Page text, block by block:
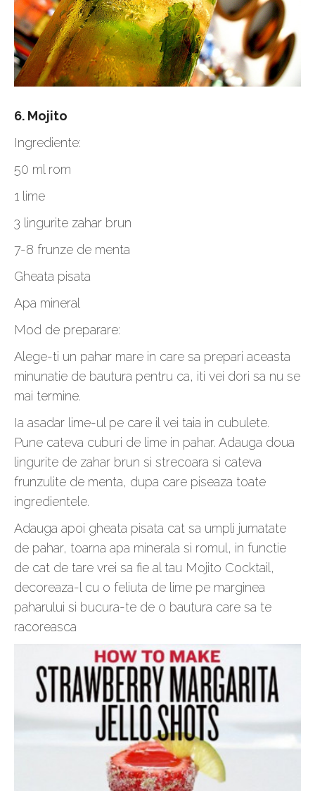
6. Mojito
Ingrediente:
50 ml rom
1 lime
3 lingurite zahar brun
7-8 frunze de menta
Gheata pisata
Apa mineral
Mod de preparare:
Alege-ti un pahar mare in care sa prepari aceasta
minunatie de bautura pentru ca, iti vei dori sa nu se
mai termine.
Ia asadar lime-ul pe care il vei taia in cubulete.
Pune cateva cuburi de lime in pahar. Adauga doua
lingurite de zahar brun si strecoara si cateva
frunzulite de menta, dupa care piseaza toate
ingredientele.
Adauga apoi gheata pisata cat sa umpli jumatate
de pahar, toarna apa minerala si romul, in functie
de cat de tare vrei sa fie al tau Mojito Cocktail,
decoreaza-l cu o feliuta de lime pe marginea
paharului si bucura-te de o bautura care sa te
racoreasca